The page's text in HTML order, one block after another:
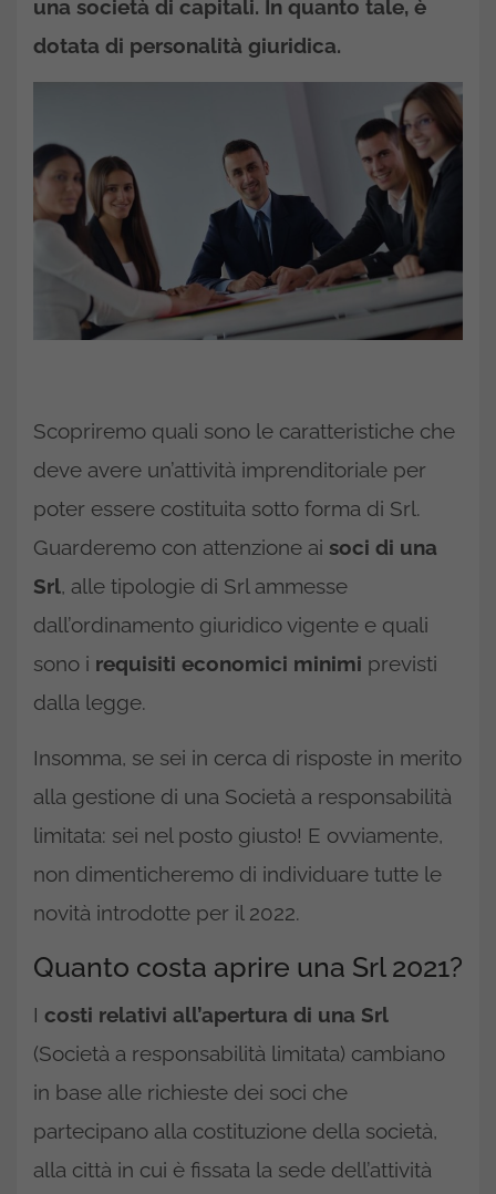
una società di capitali. In quanto tale, è
dotata di personalità giuridica.
Scopriremo quali sono le caratteristiche che
deve avere un’attività imprenditoriale per
poter essere costituita sotto forma di Srl.
Guarderemo con attenzione ai soci di una
Srl, alle tipologie di Srl ammesse
dall’ordinamento giuridico vigente e quali
sono i requisiti economici minimi previsti
dalla legge.
Insomma, se sei in cerca di risposte in merito
alla gestione di una Società a responsabilità
limitata: sei nel posto giusto! E ovviamente,
non dimenticheremo di individuare tutte le
novità introdotte per il 2022.
Quanto costa aprire una Srl 2021?
I costi relativi all’apertura di una Srl
(Società a responsabilità limitata) cambiano
in base alle richieste dei soci che
partecipano alla costituzione della società,
alla città in cui è fissata la sede dell’attività